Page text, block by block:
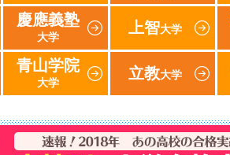
慶應義塾
大学
上智大学
青山学院
大学
立教大学